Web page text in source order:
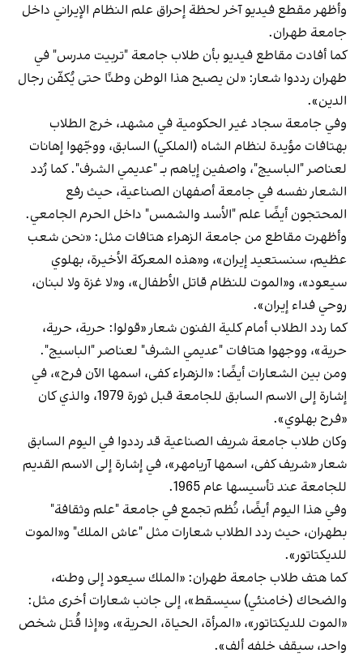
وأظهر مقطع فيديو آخر لحظة إحراق علم النظام الإيراني داخل
جامعة طهران.
كما أفادت مقاطع فيديو بأن طلاب جامعة "تربيت مدرس" في
طهران رددوا شعار: «لن يصبح هذا الوطن وطنًا حتى يُكفّن رجال
الدين».
وفي جامعة سجاد غير الحكومية في مشهد، خرج الطلاب
بهتافات مؤيدة لنظام الشاه (الملكي) السابق، ووجّهوا إهانات
لعناصر "الباسيج"، واصفين إياهم بـ "عديمي الشرف". كما رُدد
الشعار نفسه في جامعة أصفهان الصناعية، حيث رفع
المحتجون أيضًا علم "الأسد والشمس" داخل الحرم الجامعي.
وأظهرت مقاطع من جامعة الزهراء هتافات مثل: «نحن شعب
عظيم، سنستعيد إيران»، و«هذه المعركة الأخيرة، بهلوي
سيعود»، و«الموت للنظام قاتل الأطفال»، و«لا غزة ولا لبنان،
روحي فداء إيران».
كما ردد الطلاب أمام كلية الفنون شعار «قولوا: حرية، حرية،
حرية»، ووجهوا هتافات "عديمي الشرف" لعناصر "الباسيج".
ومن بين الشعارات أيضًا: «الزهراء كفى، اسمها الآن فرح»، في
إشارة إلى الاسم السابق للجامعة قبل ثورة 1979، والذي كان
«فرح بهلوي».
وكان طلاب جامعة شريف الصناعية قد رددوا في اليوم السابق
شعار «شريف كفى، اسمها آريامهر»، في إشارة إلى الاسم القديم
للجامعة عند تأسيسها عام 1965.
وفي هذا اليوم أيضًا، نُظم تجمع في جامعة "علم وثقافة"
بطهران، حيث ردد الطلاب شعارات مثل "عاش الملك" و«الموت
للديكتاتور».
كما هتف طلاب جامعة طهران: «الملك سيعود إلى وطنه،
والضحاك (خامنئي) سيسقط»، إلى جانب شعارات أخرى مثل:
«الموت للديكتاتور»، «المرأة، الحياة، الحرية»، و«إذا قُتل شخص
واحد، سيقف خلفه ألف».